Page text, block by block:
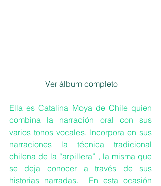
Ver álbum completo
Ella es Catalina Moya de Chile quien
combina la narración oral con sus
varios tonos vocales. Incorpora en sus
narraciones la técnica tradicional
chilena de la “arpillera” , la misma que
se deja conocer a través de sus
historias narradas.  En esta ocasión